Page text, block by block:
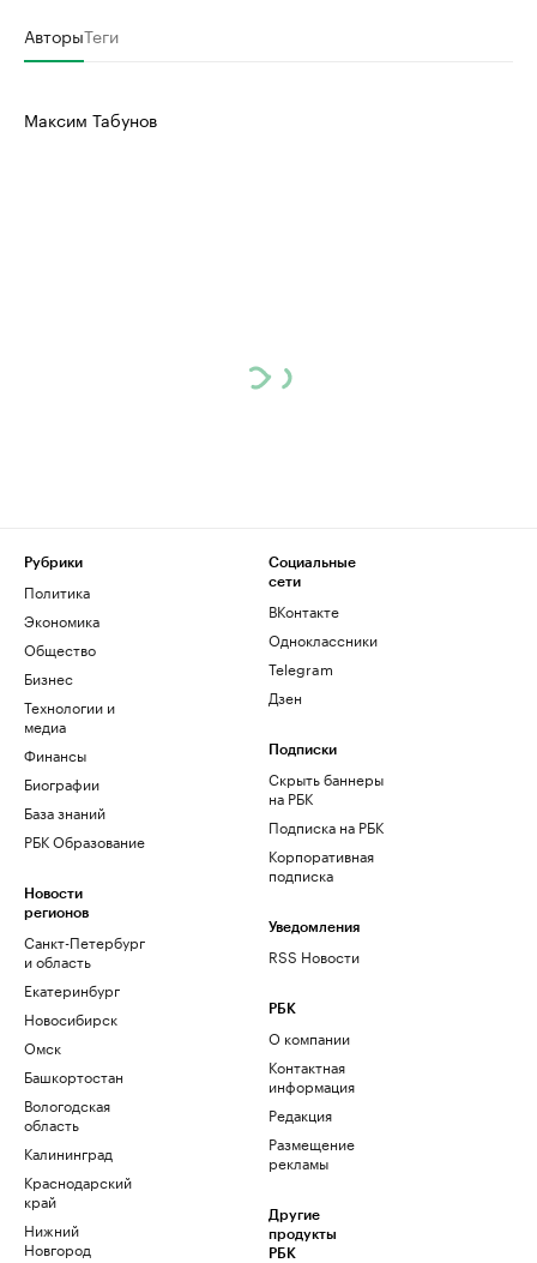
АвторыТеги
Максим Табунов
Рубрики
Политика
Экономика
Общество
Бизнес
Технологии и
медиа
Финансы
Биографии
База знаний
РБК Образование
Новости
регионов
Санкт-Петербург
и область
Екатеринбург
Новосибирск
Омск
Башкортостан
Вологодская
область
Калининград
Краснодарский
край
Нижний
Новгород
Социальные
сети
ВКонтакте
Одноклассники
Telegram
Дзен
Подписки
Скрыть баннеры
на РБК
Подписка на РБК
Корпоративная
подписка
Уведомления
RSS Новости
РБК
О компании
Контактная
информация
Редакция
Размещение
рекламы
Другие
продукты
РБК